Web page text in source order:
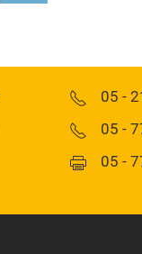
05 -
05 -
05 -